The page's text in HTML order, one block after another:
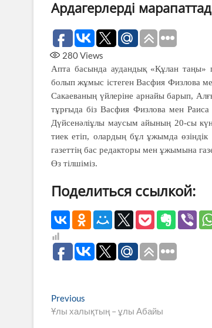
Ардагерлерді
280Views
Апта басында аудандық «Құлан таңы»
болып жұмыс істеген Васфия Физлова
Сакаеваның үйлеріне арнайы барып,
тұрғыда біз Васфия Физлова мен Раиса
Дүйсенәліұлы маусым айының 20-сы
тиек етіп, олардың бұл ұжымда өзіндік
газеттің бас редакторы мен ұжымына
Өз тілшіміз.
Поделиться ссылкой:
Навигация
по
Previous
post:
Ұлы халықтың – ұлы Абайы